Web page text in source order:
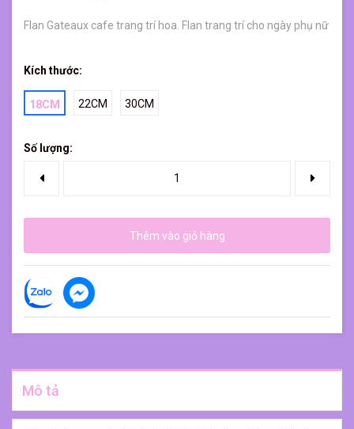
Flan Gateaux cafe trang trí hoa. Flan trang trí cho ngày phụ nữ
Kích thước:
18CM 22CM 30CM
Số lượng:
Thêm vào giỏ hàng
Mô tả